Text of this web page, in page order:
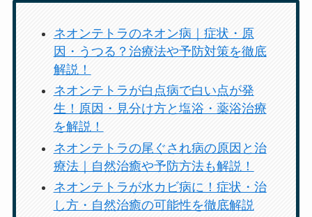
ネオンテトラのネオン病｜症状・原
因・うつる？治療法や予防対策を徹底
解説！
ネオンテトラが白点病で白い点が発
生！原因・見分け方と塩浴・薬浴治療
を解説！
ネオンテトラの尾ぐされ病の原因と治
療法｜自然治癒や予防方法も解説！
ネオンテトラが水カビ病に！症状・治
し方・自然治癒の可能性を徹底解説